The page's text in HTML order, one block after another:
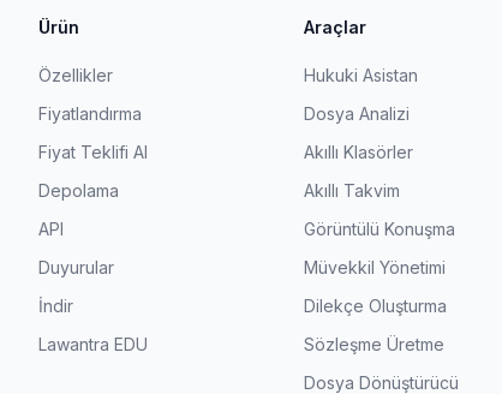
Ürün
Özellikler
Fiyatlandırma
Fiyat Teklifi Al
Depolama
API
Duyurular
İndir
Lawantra EDU
Araçlar
Hukuki Asistan
Dosya Analizi
Akıllı Klasörler
Akıllı Takvim
Görüntülü Konuşma
Müvekkil Yönetimi
Dilekçe Oluşturma
Sözleşme Üretme
Dosya Dönüştürücü